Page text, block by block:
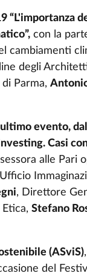
“L'importanza
con la
cambiamenti
degli
Parma,
evento,
Casi
alle Pari
, Direttore
Stefano
(ASviS)
del